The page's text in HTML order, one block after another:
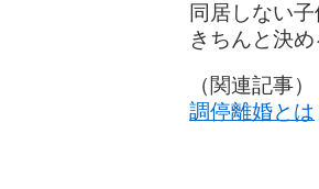
同居しない
きちんと決
（関連記事）
調停離婚とは